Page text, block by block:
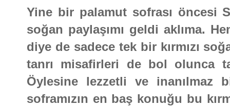
Yine bir palamut sofrası öncesi
soğan paylaşımı geldi aklıma.
diye de sadece tek bir kırmızı
tanrı misafirleri de bol olunca
Öylesine lezzetli ve
soframızın en baş konuğu bu